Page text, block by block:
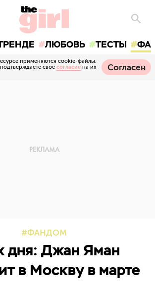
ЛЮБОВЬ ТЕСТЫ
применяются cookie-файлы.
свое согласие на их
Согласен
ФАНДОМ
дня: Джан Яман
в Москву в марте